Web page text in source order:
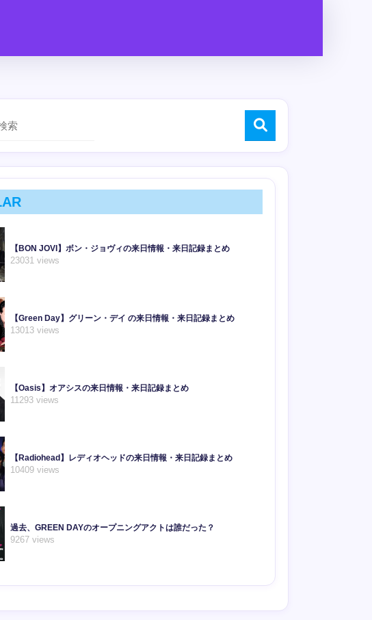
【BON JOVI】ボン・ジョヴィの来日情報・来日記録まとめ
23031 views
【Green Day】グリーン・デイ の来日情報・来日記録まとめ
13013 views
【Oasis】オアシスの来日情報・来日記録まとめ
11293 views
【Radiohead】レディオヘッドの来日情報・来日記録まとめ
10409 views
過去、GREEN DAYのオープニングアクトは誰だった？
9267 views